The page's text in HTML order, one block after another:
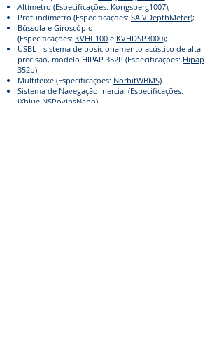
Altímetro (Especificações: Kongsberg1007);
Profundímetro (Especificações: SAIVDepthMeter);
Bússola e Giroscópio
(Especificações: KVHC100 e KVHDSP3000);
USBL - sistema de posicionamento acústico de alta
precisão, modelo HIPAP 352P (Especificações: Hipap
352p)
Multifeixe (Especificações: NorbitWBMS)
Sistema de Navegação Inercial (Especificações:
iXblueINSRovinsNano)